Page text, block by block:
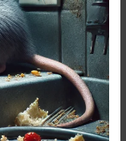
الأقرب
اليك